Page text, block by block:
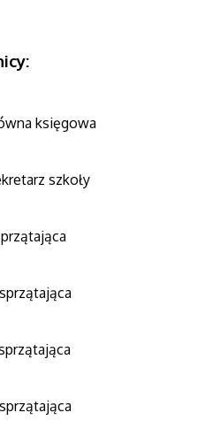
księgowa
szkoły